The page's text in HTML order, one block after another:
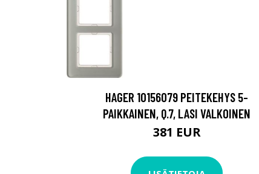
HAGER 10156079 PEITEKEHYS 5-
PAIKKAINEN, Q.7, LASI VALKOINEN
381 EUR